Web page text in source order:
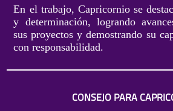
En el trabajo, Capricornio se
y determinación, logrando
sus proyectos y demostrando su
con responsabilidad.
CONSEJO PARA